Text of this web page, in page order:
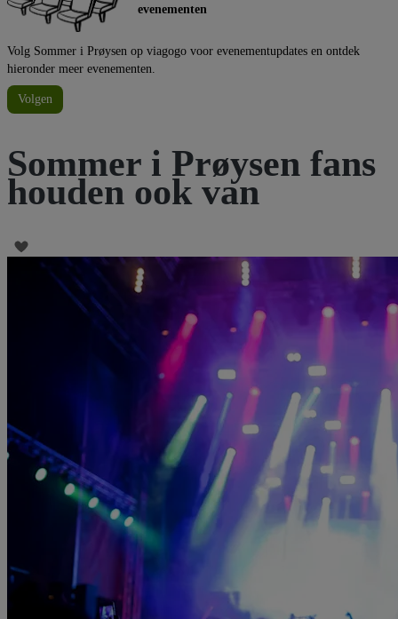
evenementen
Volg Sommer i Prøysen op viagogo voor evenementupdates en ontdek
hieronder meer evenementen.
Volgen
Sommer i Prøysen fans
houden ook van